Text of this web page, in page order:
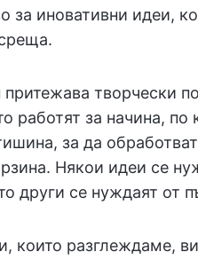
за иновативни идеи,
творчески
работят за начина,
за да
Някои идеи се
други се нуждаят от
които разглеждаме,